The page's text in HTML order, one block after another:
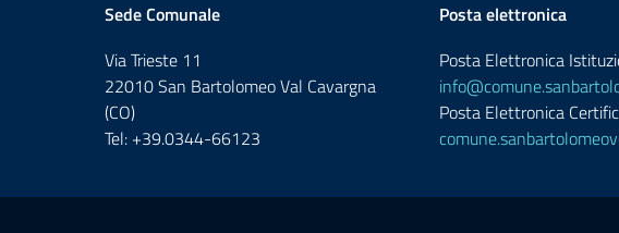
Sede Comunale
Via Trieste 11
22010 San Bartolomeo Val Cavargna
(CO)
Tel: +39.0344-66123
Posta elettronica
Posta Elettronica
Posta Elettronica